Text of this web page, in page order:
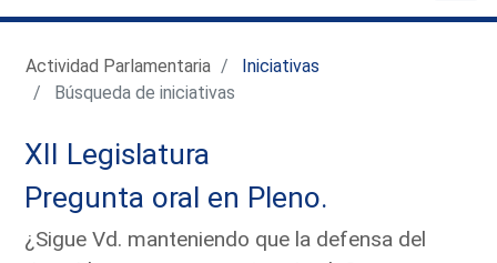
Actividad Parlamentaria
Iniciativas
Búsqueda de iniciativas
XII Legislatura
Pregunta oral en Pleno.
¿Sigue Vd. manteniendo que la defensa del